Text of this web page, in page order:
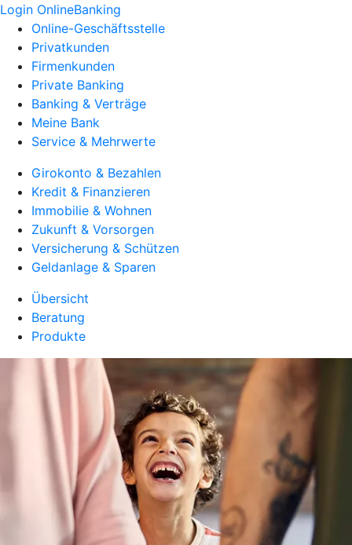
Login OnlineBanking
Online-Geschäftsstelle
Privatkunden
Firmenkunden
Private Banking
Banking & Verträge
Meine Bank
Service & Mehrwerte
Girokonto & Bezahlen
Kredit & Finanzieren
Immobilie & Wohnen
Zukunft & Vorsorgen
Versicherung & Schützen
Geldanlage & Sparen
Übersicht
Beratung
Produkte